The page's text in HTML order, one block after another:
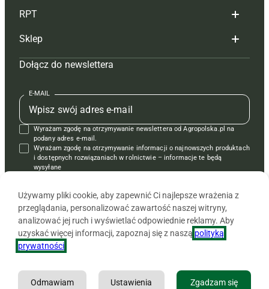
Reklama
Tagi
Mapa serwisu
Kontakt
Regulamin
Polityka prywatności
Hoduj z głową bydło
Hoduj z głową świnie
Prenumerata
Redakcja
Kontakt
Reklama
RPT
Redakcja
Prenumerata
Reklama
Kontakt
Krzyżówki
Sklep
Czasopisma i prenumerata
Książki
Regulamin
Dołącz do newslettera
E-MAIL
Wyrażam zgodę na otrzymywanie newslettera od Agropolska.pl na
podany adres e-mail.
Wyrażam zgodę na otrzymywanie informacji o najnowszych produktach
i dostępnych rozwiązaniach w rolnictwie – informacje te będą
wysyłane
Copyright © 2026 Agencja Promocji Rolnictwa i Agrobiznesu APRA
Używamy pliki cookie, aby zapewnić Ci najlepsze wrażenia z
przeglądania, personalizować zawartość naszej witryny,
analizować jej ruch i wyświetlać odpowiednie reklamy. Aby
uzyskać więcej informacji, zapoznaj się z naszą polityką
prywatności
Zgadzam się
Ustawienia
Odmawiam